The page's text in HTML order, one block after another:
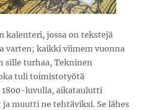
kalenteri, jossa on tekstejä
varten; kaikki viimem vuonna
sille turhaa, Tekninen
tuli toimistotyötä
1800-luvulla, aikataulutti
muutti ne tehtäviksi. Se lähes